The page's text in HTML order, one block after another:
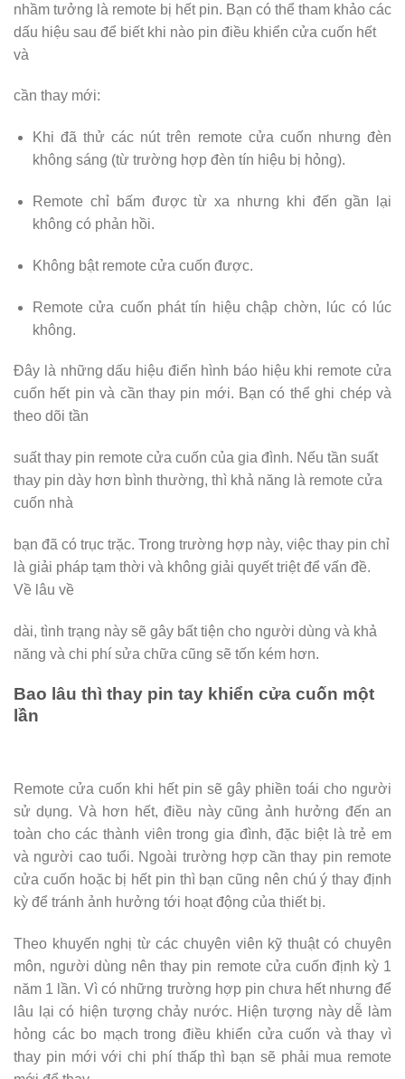
nhầm tưởng là remote bị hết pin. Bạn có thể tham khảo các
dấu hiệu sau để biết khi nào pin điều khiển cửa cuốn hết
và
cần thay mới:
Khi đã thử các nút trên remote cửa cuốn nhưng đèn
không sáng (từ trường hợp đèn tín hiệu bị hỏng).
Remote chỉ bấm được từ xa nhưng khi đến gần lại
không có phản hồi.
Không bật remote cửa cuốn được.
Remote cửa cuốn phát tín hiệu chập chờn, lúc có lúc
không.
Đây là những dấu hiệu điển hình báo hiệu khi remote cửa
cuốn hết pin và cần thay pin mới. Bạn có thể ghi chép và
theo dõi tần
suất thay pin remote cửa cuốn của gia đình. Nếu tần suất
thay pin dày hơn bình thường, thì khả năng là remote cửa
cuốn nhà
bạn đã có trục trặc. Trong trường hợp này, việc thay pin chỉ
là giải pháp tạm thời và không giải quyết triệt để vấn đề.
Về lâu về
dài, tình trạng này sẽ gây bất tiện cho người dùng và khả
năng và chi phí sửa chữa cũng sẽ tốn kém hơn.
Bao lâu thì thay pin tay khiển cửa cuốn một
lần
Remote cửa cuốn khi hết pin sẽ gây phiền toái cho người
sử dụng. Và hơn hết, điều này cũng ảnh hưởng đến an
toàn cho các thành viên trong gia đình, đặc biệt là trẻ em
và người cao tuổi. Ngoài trường hợp cần thay pin remote
cửa cuốn hoặc bị hết pin thì bạn cũng nên chú ý thay định
kỳ để tránh ảnh hưởng tới hoạt động của thiết bị.
Theo khuyến nghị từ các chuyên viên kỹ thuật có chuyên
môn, người dùng nên thay pin remote cửa cuốn định kỳ 1
năm 1 lần. Vì có những trường hợp pin chưa hết nhưng để
lâu lại có hiện tượng chảy nước. Hiện tượng này dễ làm
hỏng các bo mạch trong điều khiển cửa cuốn và thay vì
thay pin mới với chi phí thấp thì bạn sẽ phải mua remote